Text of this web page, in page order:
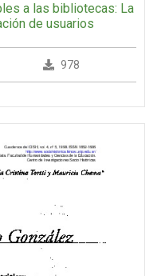
a las bibliotecas: La
de usuarios
978